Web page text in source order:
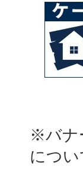
※バナ
につ